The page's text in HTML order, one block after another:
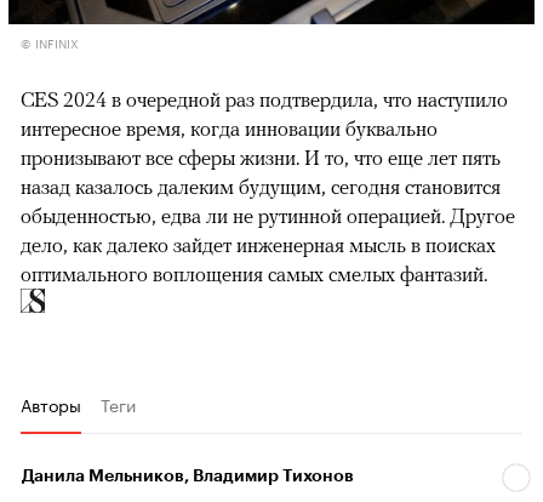
© INFINIX
CES 2024 в очередной раз подтвердила, что наступило
интересное время, когда инновации буквально
пронизывают все сферы жизни. И то, что еще лет пять
назад казалось далеким будущим, сегодня становится
обыденностью, едва ли не рутинной операцией. Другое
дело, как далеко зайдет инженерная мысль в поисках
оптимального воплощения самых смелых фантазий.
Авторы Теги
Данила Мельников, Владимир Тихонов